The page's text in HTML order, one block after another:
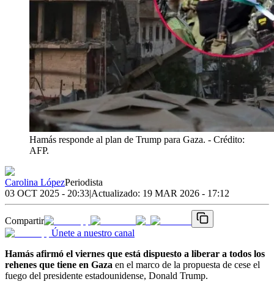
Hamás responde al plan de Trump para Gaza. - Crédito:
AFP.
Carolina LópezPeriodista
03 OCT 2025 - 20:33|Actualizado: 19 MAR 2026 - 17:12
Compartir
Únete a nuestro canal
Hamás afirmó el viernes que está dispuesto a liberar a todos los
rehenes que tiene en Gaza en el marco de la propuesta de cese el
fuego del presidente estadounidense, Donald Trump.